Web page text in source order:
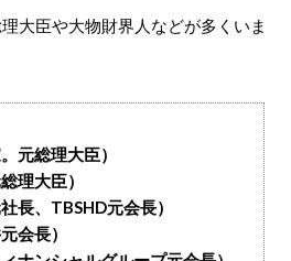
大臣や大物財界人などが多くいま
元総理大臣）
理大臣）
長、TBSHD元会長）
会長）